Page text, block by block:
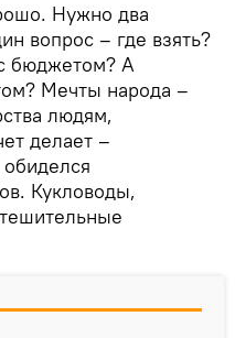
Нужно два
вопрос – где взять?
бюджетом? А
Мечты народа –
людям,
делает –
Кукловоды,